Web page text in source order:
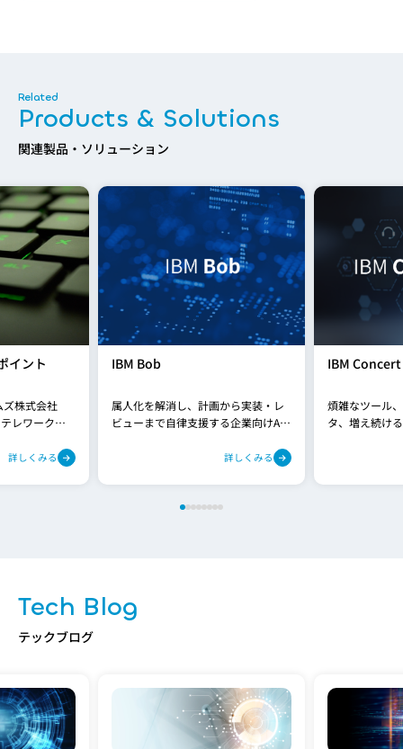
Products & Solutions
関連製品・ソリューション
イント
ズ株式会社
レワーク環
です。本
詳しくみる
IBM Bob
属人化を解消し、計画から実装・レ
ビューまで自律支援する企業向けAI
詳しくみる
IBM Concert
煩雑なツール
タ、増え続け
Tech Blog
テックブログ